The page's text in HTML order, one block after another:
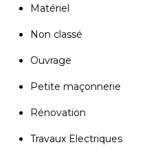
Matériel
Non classé
Ouvrage
Petite maçonnerie
Rénovation
Travaux Electriques